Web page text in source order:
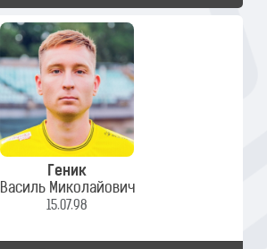
Геник
Василь Миколайович
15.07.98